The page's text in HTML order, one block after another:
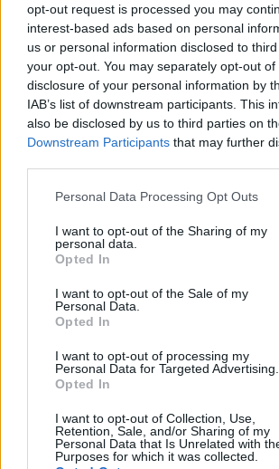
opt-out request is processed you may
interest-based ads based on personal
us or personal information disclosed to
your opt-out. You may separately opt-out
disclosure of your personal information by
IAB’s list of downstream participants. This
also be disclosed by us to third parties on
Downstream Participants that may further
Please note that this website/app uses one
not limited to your visit or usage behaviour.
grant or deny consent to Google and its
use your data for below specified purposes
consent section.
Personal Data Processing Opt Outs
I want to opt-out of the Sharing of my
personal data.
Opted In
I want to opt-out of the Sale of my
Personal Data.
Opted In
I want to opt-out of processing my
Personal Data for Targeted Advertising.
Opted In
I want to opt-out of Collection, Use,
Retention, Sale, and/or Sharing of my
Personal Data that Is Unrelated with
Purposes for which it was collected.
Laurea triennale
Master + 43%
L’aumento e la diminuzione
valore precedente
Vale la pena un Master o un
programma post-laurea
negli
costa da
294.000Dirhamdegli Emirati
circa due anni. Questo è un bel
Non puoi davvero aspettarti alcun
stipendio durante il periodo di
tu abbia già un lavoro. Nella
una volta completata l’istruzione e
titolo, viene effettuata una revisione